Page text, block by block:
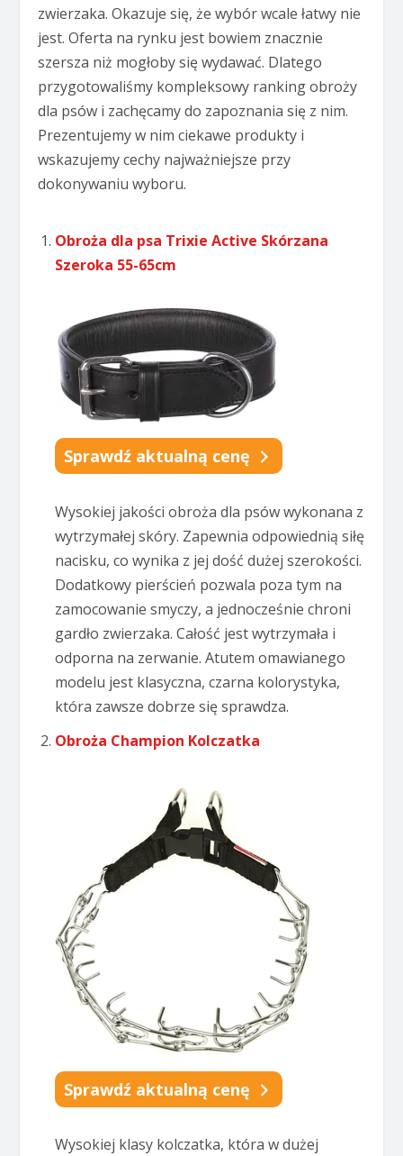
zwierzaka. Okazuje się, że wybór wcale łatwy nie
jest. Oferta na rynku jest bowiem znacznie
szersza niż mogłoby się wydawać. Dlatego
przygotowaliśmy kompleksowy ranking obroży
dla psów i zachęcamy do zapoznania się z nim.
Prezentujemy w nim ciekawe produkty i
wskazujemy cechy najważniejsze przy
dokonywaniu wyboru.
Obroża dla psa Trixie Active Skórzana
Szeroka 55-65cm
Sprawdź aktualną cenę
Wysokiej jakości obroża dla psów wykonana z
wytrzymałej skóry. Zapewnia odpowiednią siłę
nacisku, co wynika z jej dość dużej szerokości.
Dodatkowy pierścień pozwala poza tym na
zamocowanie smyczy, a jednocześnie chroni
gardło zwierzaka. Całość jest wytrzymała i
odporna na zerwanie. Atutem omawianego
modelu jest klasyczna, czarna kolorystyka,
która zawsze dobrze się sprawdza.
Obroża Champion Kolczatka
Sprawdź aktualną cenę
Wysokiej klasy kolczatka, która w dużej